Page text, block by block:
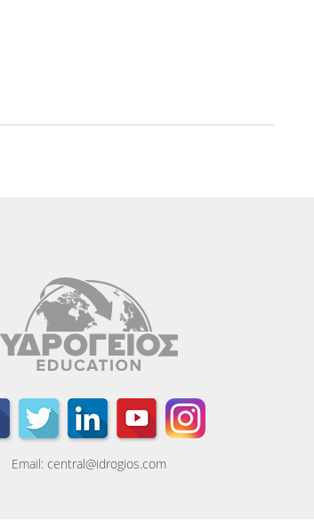
Email: central@idrogios.com